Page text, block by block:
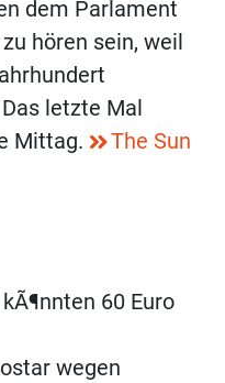
dem Parlament
hören sein, weil
letzte Mal
Mittag.
The Sun
60 Euro
wegen